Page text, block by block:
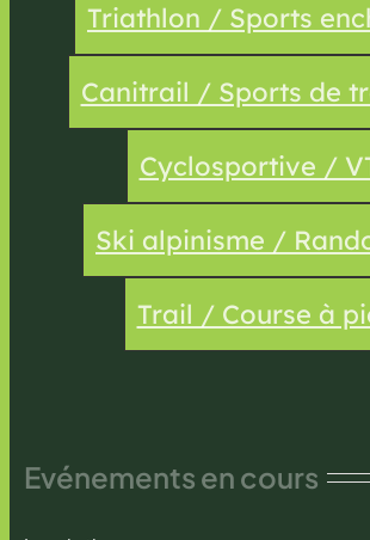
Triathlon / Sports
Canitrail / Sports de
Cyclosportive /
Ski alpinisme /
Trail / Course à
Evénements en cours